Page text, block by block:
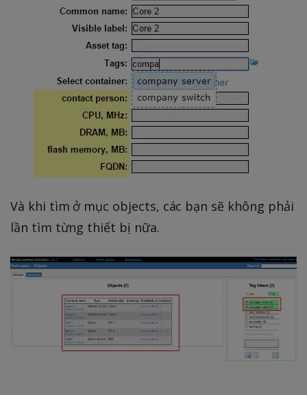
Và khi tìm ở mục objects, các bạn sẽ không phải
lần tìm từng thiết bị nữa.